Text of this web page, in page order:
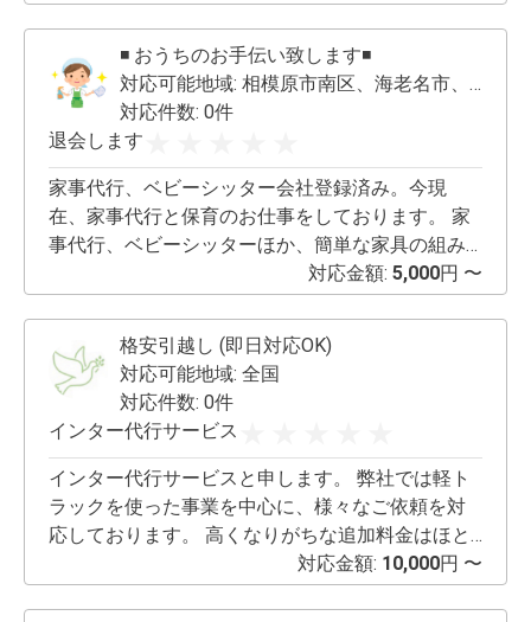
く、かわいくなりたいアナタへ。 美容師免許持
答えます。 所持資格→色彩検定3級、美容師免許、
ネイルA検定、フェイシャルエステティシャン検定
◾️ おうちのお手伝い致します◾️
対応可能地域: 相模原市南区、海老名市、座間市、大和市 車で40分圏内、その他ご相談
対応件数: 0件
退会します
家事代行、ベビーシッター会社登録済み。今現
在、家事代行と保育のお仕事をしております。 家
事代行、ベビーシッターほか、簡単な家具の組み
立て、DIYのお手伝い、ペットのお世話も可能で
す。（犬、猫、ウサギ、ハムスター、鳥の飼育経
段されていることをお手伝い致します。 まずはお
気軽にご相談ください。
対応金額: 5,000円 〜
格安引越し (即日対応OK)
対応可能地域: 全国
対応件数: 0件
インター代行サービス
インター代行サービスと申します。 弊社では軽ト
ラックを使った事業を中心に、様々なご依頼を対
応しております。 高くなりがちな追加料金はほと
【基本料金】 5,000円 【階段料金】 5階まで基本料
対応金額: 10,000円 〜